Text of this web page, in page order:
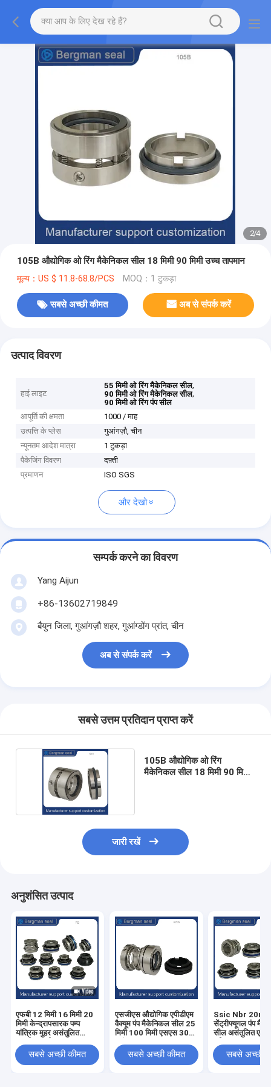
2/4
105B औद्योगिक ओ रिंग मैकेनिकल सील 18 मिमी 90 मिमी उच्च तापमान
मूल्य：US $ 11.8-68.8/PCS MOQ：1 टुकड़ा
सबसे अच्छी कीमत अब से संपर्क करें
उत्पाद विवरण
हाई लाइट
55 मिमी ओ रिंग मैकेनिकल सील,
90 मिमी ओ रिंग मैकेनिकल सील,
90 मिमी ओ रिंग पंप सील
आपूर्ति की क्षमता
1000 / माह
उत्पत्ति के प्लेस
गुआंगज़ौ, चीन
न्यूनतम आदेश मात्रा
1 टुकड़ा
पैकेजिंग विवरण
दफ़्ती
प्रमाणन
ISO SGS
और देखो
सम्पर्क करने का विवरण
Yang Aijun
+86-13602719849
बैयुन जिला, गुआंगज़ौ शहर, गुआंग्डोंग प्रांत, चीन
अब से संपर्क करें
सबसे उत्तम प्रतिदान प्राप्त करें
105B औद्योगिक ओ रिंग
मैकेनिकल सील 18 मिमी 90 मिमी
जारी रखें
अनुशंसित उत्पाद
एफबी 12 मिमी 16 मिमी 20
मिमी केन्द्रापसारक पम्प
यांत्रिक मुहर असंतुलित
सबसे अच्छी कीमत
एसजीएस औद्योगिक एपीडीएम
वैक्यूम पंप मैकेनिकल सील 25
मिमी 100 मिमी एसएस 304
सबसे अच्छी कीमत
Ssic Nbr
सेंट्रीफ्यूगल पंप
सील असंतुलित
सबसे अच्छी